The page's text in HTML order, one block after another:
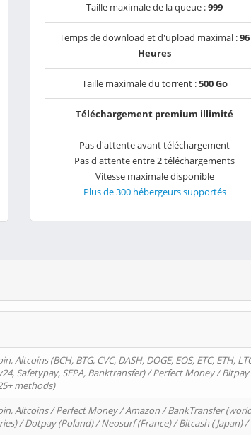
Taille maximale de la queue :999
Temps de download et d'upload maximal :96
Heures
Taille maximale du torrent :500 Go
Téléchargement premium illimité
Pas d'attente avant téléchargement
Pas d'attente entre 2 téléchargements
Vitesse maximale disponible
Plus de 300 hébergeurs supportés
Altcoins (BCH, BTG, CVC, DASH, DOGE, EOS, ETC, ETH,
Safetypay, SEPA, Banktransfer) / Perfect Money /
methods)
Altcoins / Perfect Money / Amazon / BankTransfer
/ Dotpay (Poland) / Neosurf (France) / Bitcash ( Japan)